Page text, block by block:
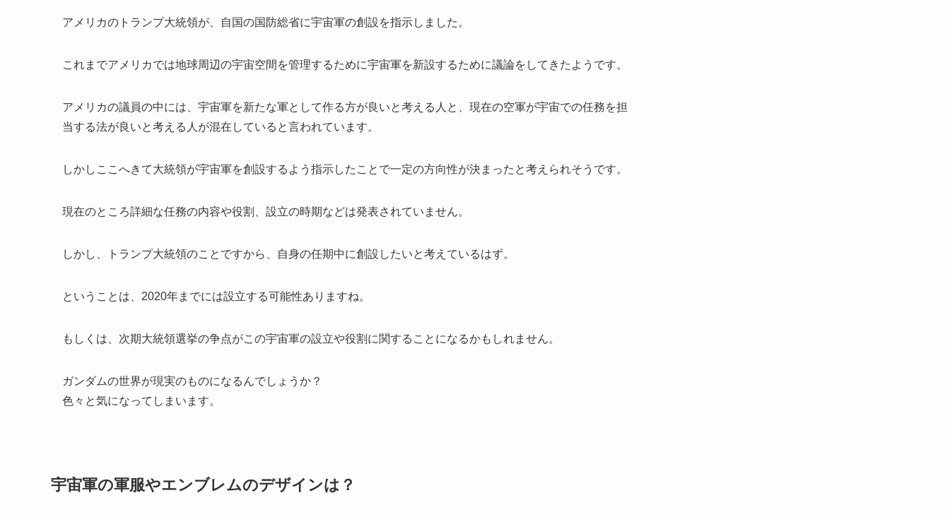
アメリカのトランプ大統領が、自国の国防総省に宇宙軍の創設を指示しました。
これまでアメリカでは地球周辺の宇宙空間を管理するために宇宙軍を新設するために議論をしてきたようです。
アメリカの議員の中には、宇宙軍を新たな軍として作る方が良いと考える人と、現在の空軍が宇宙での任務を担
当する法が良いと考える人が混在していると言われています。
しかしここへきて大統領が宇宙軍を創設するよう指示したことで一定の方向性が決まったと考えられそうです。
現在のところ詳細な任務の内容や役割、設立の時期などは発表されていません。
しかし、トランプ大統領のことですから、自身の任期中に創設したいと考えているはず。
ということは、2020年までには設立する可能性ありますね。
もしくは、次期大統領選挙の争点がこの宇宙軍の設立や役割に関することになるかもしれません。
ガンダムの世界が現実のものになるんでしょうか？
色々と気になってしまいます。
宇宙軍の軍服やエンブレムのデザインは？